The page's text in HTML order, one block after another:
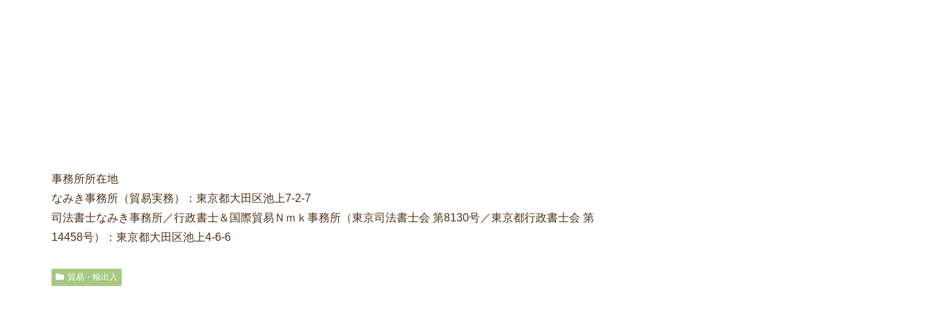
事務所所在地
なみき事務所（貿易実務）：東京都大田区池上7-2-7
司法書士なみき事務所／行政書士＆国際貿易Ｎｍｋ事務所（東京司法書士会 第8130号／東京都行政書士会 第
14458号）：東京都大田区池上4-6-6
貿易・輸出入